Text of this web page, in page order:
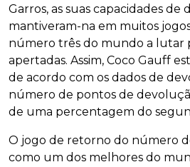
Garros, as suas capacidades de
mantiveram-na em muitos
número três do mundo a lutar
apertadas. Assim, Coco Gauff
de acordo com os dados de
número de pontos de
de uma percentagem do
O jogo de retorno do número
como um dos melhores do